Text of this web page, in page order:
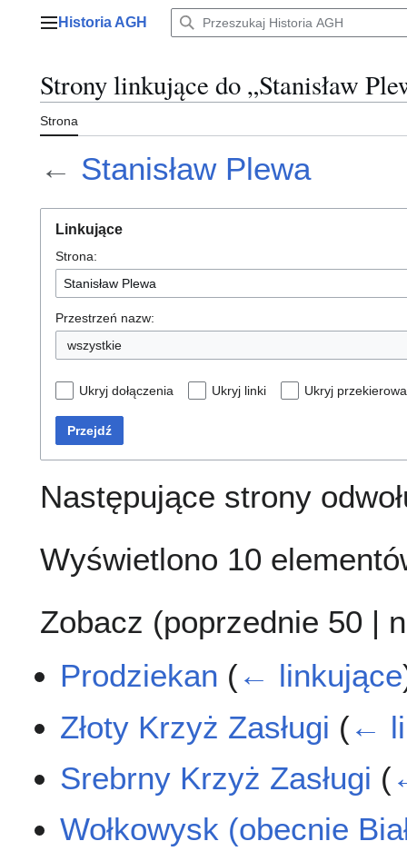
Menu główne
Historia AGH
Strony linkujące do „Stanisław
Strona
← Stanisław Plewa
Linkujące
Strona:
Przestrzeń nazw:
wszystkie
Ukryj dołączenia Ukryj linki Ukryj
Przejdź
Następujące strony
Wyświetlono 10
Zobacz (poprzednie 50 |
Prodziekan (← linkujące
Złoty Krzyż Zasługi (←
Srebrny Krzyż Zasługi (
Wołkowysk (obecnie